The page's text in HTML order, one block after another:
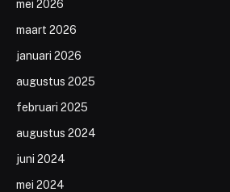
mei 2026
maart 2026
januari 2026
augustus 2025
februari 2025
augustus 2024
juni 2024
mei 2024